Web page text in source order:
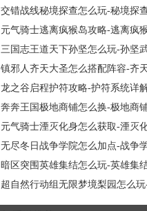
交错战线秘境探查怎么玩-秘境探
元气骑士逃离疯猴岛攻略-逃离疯
三国志王道天下孙坚怎么玩-孙坚
镇邪人齐天大圣怎么搭配阵容-齐
龙之谷启程护符攻略-护符系统详
奔奔王国极地商铺怎么换-极地商
元气骑士湮灭化身怎么获取-湮灭
无尽冬日战争学院怎么加点-战争
暗区突围英雄集结怎么玩-英雄集
超自然行动组无限梦境梨园怎么
攻略详细教程